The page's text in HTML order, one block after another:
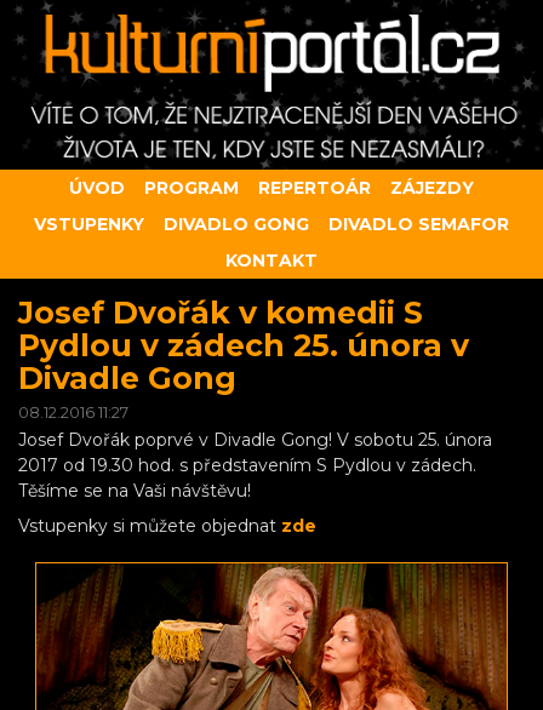
ÚVOD PROGRAM REPERTOÁR
ZÁJEZDY
VSTUPENKY
DIVADLO GONG
DIVADLO SEMAFOR
KONTAKT
Josef Dvořák v komedii S
Pydlou v zádech 25. února v
Divadle Gong
08.12.2016 11:27
Josef Dvořák poprvé v Divadle Gong! V sobotu 25. února
2017 od 19.30 hod. s představením S Pydlou v zádech.
Těšíme se na Vaši návštěvu!
Vstupenky si můžete objednat zde